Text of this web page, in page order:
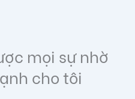
mọi sự nhờ
cho tôi